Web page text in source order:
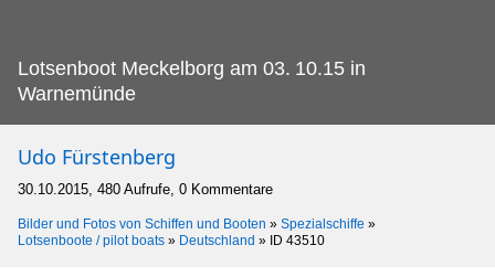
Lotsenboot Meckelborg am 03. 10.15 in
Warnemünde
Udo Fürstenberg
30.10.2015, 480 Aufrufe, 0 Kommentare
Bilder und Fotos von Schiffen und Booten » Spezialschiffe »
Lotsenboote / pilot boats » Deutschland » ID 43510